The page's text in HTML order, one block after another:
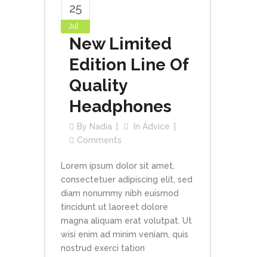
25
Jul
New Limited
Edition Line Of
Quality
Headphones
By Nadia In Advice
Comments
Lorem ipsum dolor sit amet,
consectetuer adipiscing elit, sed
diam nonummy nibh euismod
tincidunt ut laoreet dolore
magna aliquam erat volutpat. Ut
wisi enim ad minim veniam, quis
nostrud exerci tation